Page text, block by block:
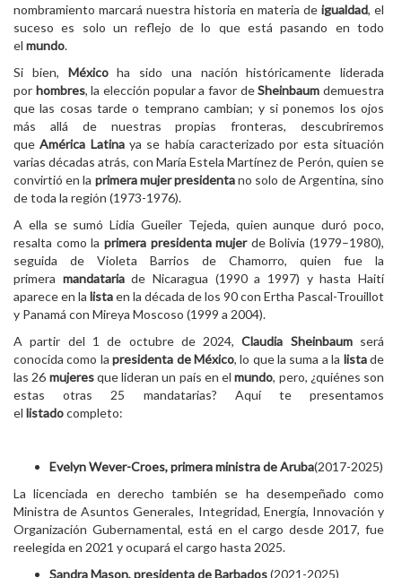
nombramiento marcará nuestra historia en materia de igualdad, el
suceso es solo un reflejo de lo que está pasando en todo
el mundo.
Si bien, Méxicoha sido una nación históricamente liderada
por hombres, la elección popular a favor deSheinbaum demuestra
que las cosas tarde o temprano cambian; y si ponemos los ojos
más allá de nuestras propias fronteras, descubriremos
queAmérica Latinaya se había caracterizado por esta situación
varias décadas atrás, con María Estela Martínez de Perón, quien se
convirtió en la primera mujer presidentano solo de Argentina, sino
de toda la región (1973-1976).
A ella se sumó Lidia Gueiler Tejeda, quien aunque duró poco,
resalta como la primera presidenta mujer de Bolivia (1979–1980),
seguida de Violeta Barrios de Chamorro, quien fue la
primera mandatariade Nicaragua (1990 a 1997) y hasta Haití
aparece en la listaen la década de los 90 con Ertha Pascal-Trouillot
y Panamá con Mireya Moscoso (1999 a 2004).
A partir del 1 de octubre de 2024,Claudia Sheinbaumserá
conocida como lapresidenta de México, lo que la suma a la listade
las 26 mujeresque lideran un país en elmundo, pero, ¿quiénes son
estas otras 25 mandatarias? Aquí te presentamos
el listadocompleto:
Evelyn Wever-Croes, primera ministra de Aruba(2017-2025)
La licenciada en derecho también se ha desempeñado como
Ministra de Asuntos Generales, Integridad, Energía, Innovación y
Organización Gubernamental, está en el cargo desde 2017, fue
reelegida en 2021 y ocupará el cargo hasta 2025.
Sandra Mason, presidenta de Barbados(2021-2025)